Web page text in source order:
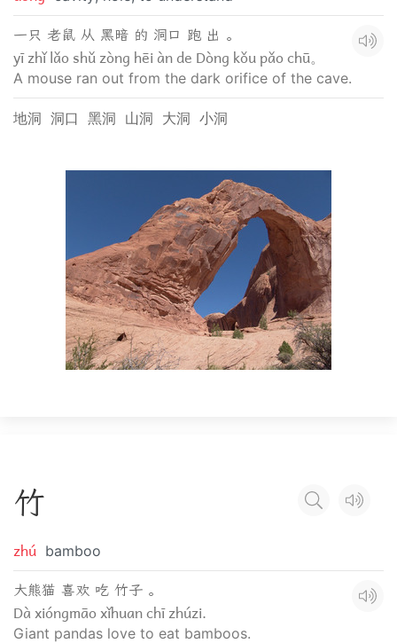
一只 老鼠 从 黑暗 的 洞口 跑 出 。
yī zhǐ lǎo shǔ zòng hēi àn de Dòng kǒu pǎo chū。
A mouse ran out from the dark orifice of the cave.
地洞 洞口 黑洞 山洞 大洞 小洞
竹
zhú bamboo
大熊猫 喜欢 吃 竹子 。
Dà xióngmāo xǐhuan chī zhúzi.
Giant pandas love to eat bamboos.